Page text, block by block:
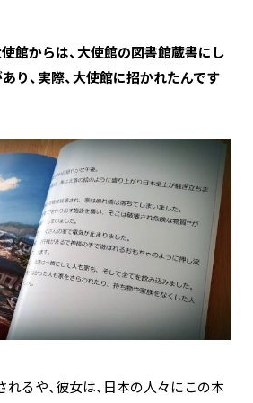
館からは、大使館の図書館蔵書にし
り、実際、大使館に招かれたんです
るや、彼女は、日本の人々にこの本